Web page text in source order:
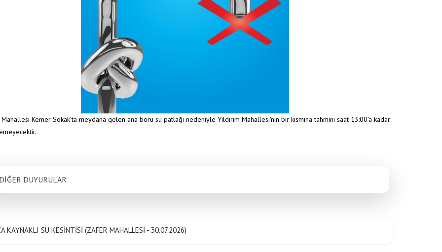
Mahallesi Kemer Sokak'ta meydana gelen ana boru su patlağı nedeniyle Yıldırım Mahallesi'nin bir kısmına tahmini saat 13:00'a kadar
DUYURULAR
KAYNAKLI SU KESİNTİSİ (ZAFER MAHALLESİ - 30.07.2026)